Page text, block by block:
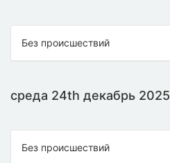
Без происшествий
среда 24th декабрь 2025
Без происшествий